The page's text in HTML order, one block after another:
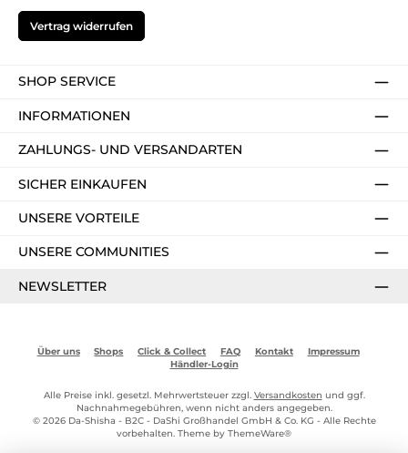
Vertrag widerrufen
SHOP SERVICE
INFORMATIONEN
ZAHLUNGS- UND VERSANDARTEN
SICHER EINKAUFEN
UNSERE VORTEILE
UNSERE COMMUNITIES
NEWSLETTER
Über uns Shops Click & Collect FAQ Kontakt
Impressum
Händler-Login
Alle Preise inkl. gesetzl. Mehrwertsteuer zzgl. Versandkosten und ggf.
Nachnahmegebühren, wenn nicht anders angegeben.
© 2026 Da-Shisha - B2C - DaShi Großhandel GmbH & Co. KG - Alle Rechte
vorbehalten. Theme by ThemeWare®